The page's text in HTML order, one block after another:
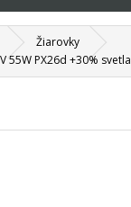
Žiarovky
55W PX26d +30% svetla